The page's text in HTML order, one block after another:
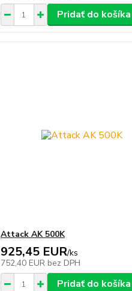
Pridať do košíka
Attack AK 500K
925,45 EUR/ks
752,40 EUR bez DPH
Pridať do košíka